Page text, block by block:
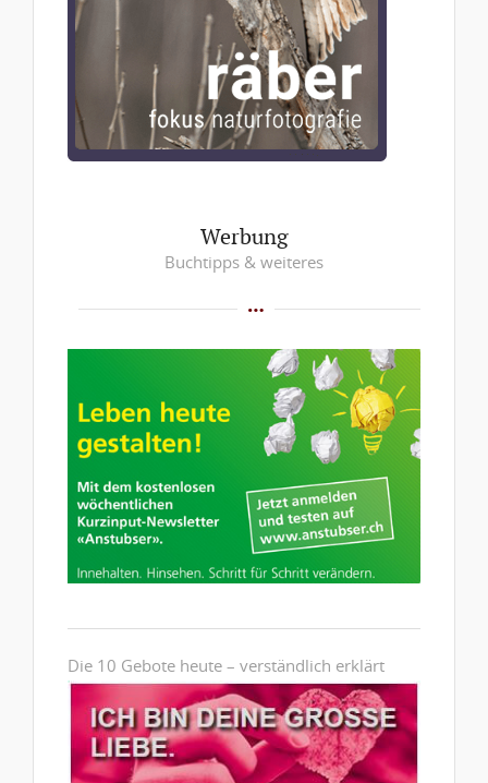
Werbung
Buchtipps & weiteres
Die 10 Gebote heute – verständlich erklärt